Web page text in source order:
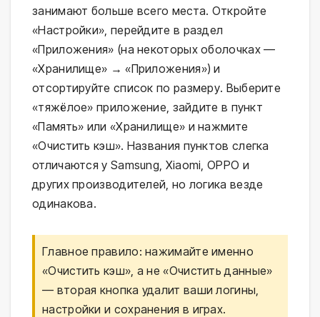
занимают больше всего места. Откройте
«Настройки», перейдите в раздел
«Приложения» (на некоторых оболочках —
«Хранилище» → «Приложения») и
отсортируйте список по размеру. Выберите
«тяжёлое» приложение, зайдите в пункт
«Память» или «Хранилище» и нажмите
«Очистить кэш». Названия пунктов слегка
отличаются у Samsung, Xiaomi, OPPO и
других производителей, но логика везде
одинакова.
Главное правило: нажимайте именно
«Очистить кэш», а не «Очистить данные»
— вторая кнопка удалит ваши логины,
настройки и сохранения в играх.